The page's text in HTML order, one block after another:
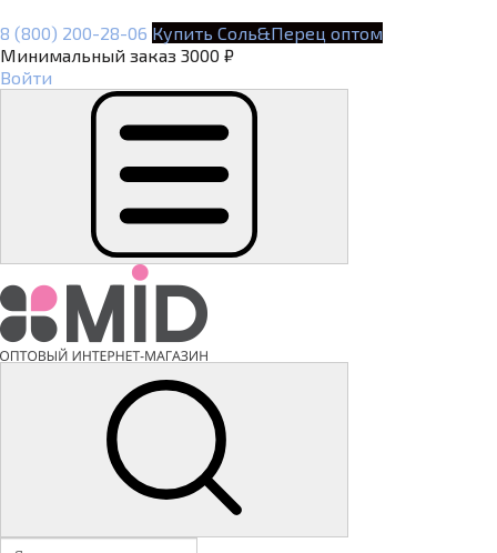
8 (800) 200-28-06 Купить Соль&Перец оптом
Минимальный заказ 3000 ₽
Войти